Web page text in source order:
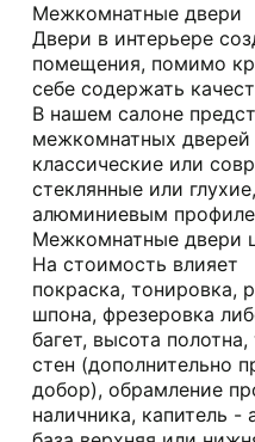
Межкомнатные двери
Двери в интерьере
помещения, помимо
себе содержать
В нашем салоне
межкомнатных дверей
классические или
стеклянные или
алюминиевым
Межкомнатные двери
На стоимость влияет
покраска, тонировка,
шпона, фрезеровка
багет, высота
стен (дополнительно
добор), обрамление
наличника, капитель -